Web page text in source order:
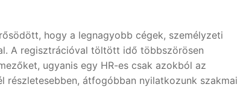
hogy a legnagyobb cégek, személyzeti
A regisztrációval töltött idő többszörösen
ugyanis egy HR-es csak azokból az
átfogóbban nyilatkozunk szakmai